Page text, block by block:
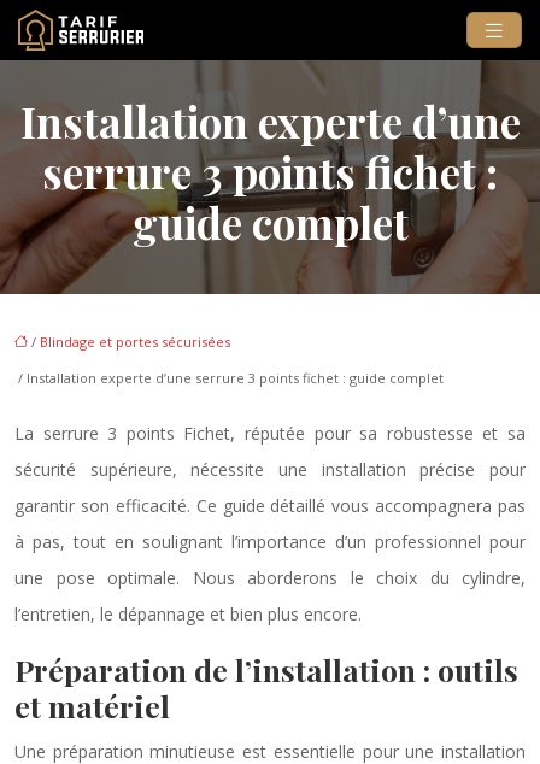
Installation experte d’une
serrure 3 points fichet :
guide complet
/ Blindage et portes sécurisées
/ Installation experte d’une serrure 3 points fichet : guide complet
La serrure 3 points Fichet, réputée pour sa robustesse et sa
sécurité supérieure, nécessite une installation précise pour
garantir son efficacité. Ce guide détaillé vous accompagnera pas
à pas, tout en soulignant l’importance d’un professionnel pour
une pose optimale. Nous aborderons le choix du cylindre,
l’entretien, le dépannage et bien plus encore.
Préparation de l’installation : outils
et matériel
Une préparation minutieuse est essentielle pour une installation